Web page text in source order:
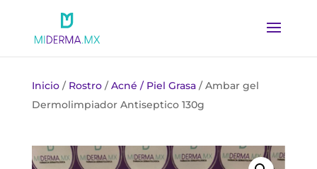
Inicio/ Rostro/Acné / Piel Grasa/ Ambar gel
Dermolimpiador Antiseptico 130g